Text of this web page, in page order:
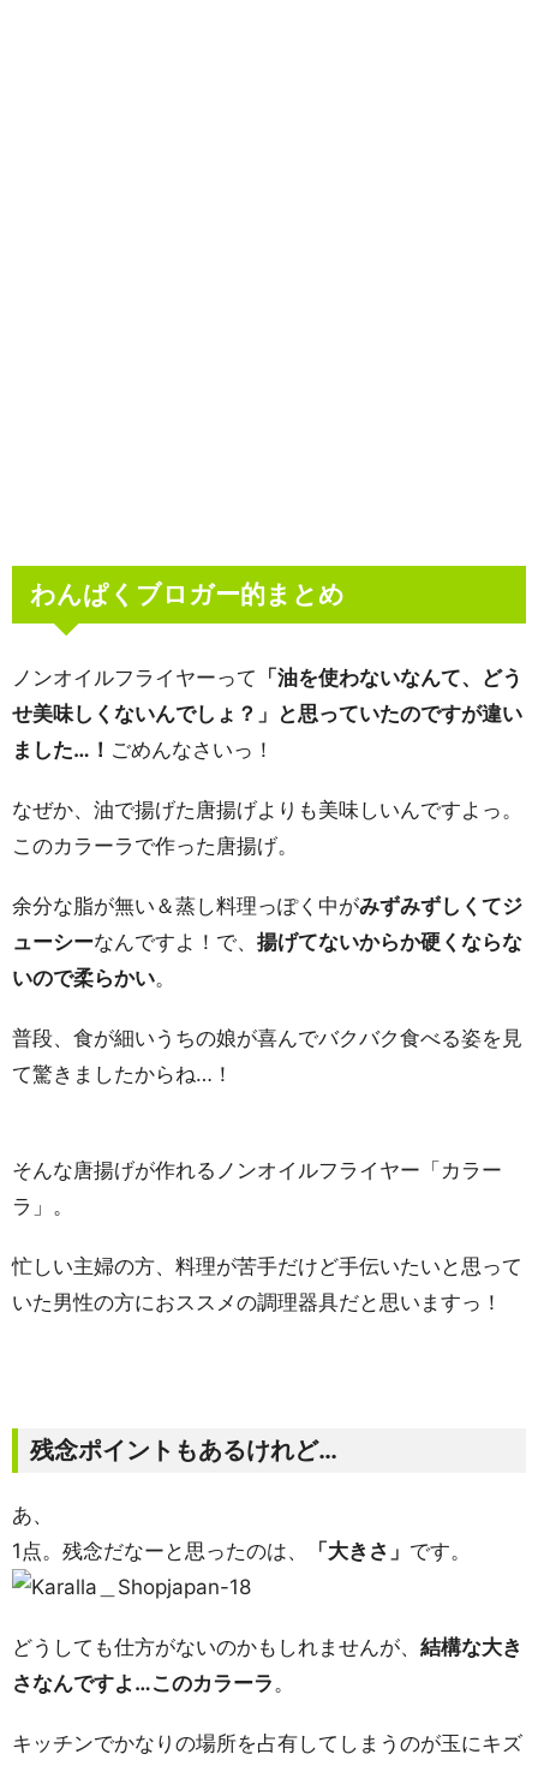
わんぱくブロガー的まとめ
ノンオイルフライヤーって 「油を使わないなんて、どう
せ美味しくないんでしょ？」と思っていたのですが違い
ました…！ ごめんなさいっ！
なぜか、油で揚げた唐揚げよりも美味しいんですよっ。
このカラーラで作った唐揚げ。
余分な脂が無い＆蒸し料理っぽく中がみずみずしくてジ
ューシーなんですよ！で、 揚げてないからか硬くならな
いので柔らかい。
普段、食が細いうちの娘が喜んでバクバク食べる姿を見
て驚きましたからね…！
そんな唐揚げが作れるノンオイルフライヤー「カラー
ラ」。
忙しい主婦の方、料理が苦手だけど手伝いたいと思って
いた男性の方におススメの調理器具だと思いますっ！
残念ポイントもあるけれど…
あ、
1点。残念だなーと思ったのは、
「大きさ」 です。
どうしても仕方がないのかもしれませんが、 結構な大き
さなんですよ…このカラーラ。
キッチンでかなりの場所を占有してしまうのが玉にキズ